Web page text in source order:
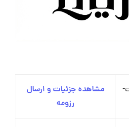
مشاهده جزئیات و ارسال
رزومه